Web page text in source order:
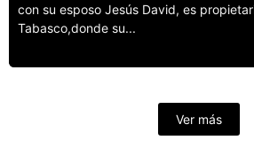
con su esposo Jesús David, es
Tabasco,donde su...
Ver más